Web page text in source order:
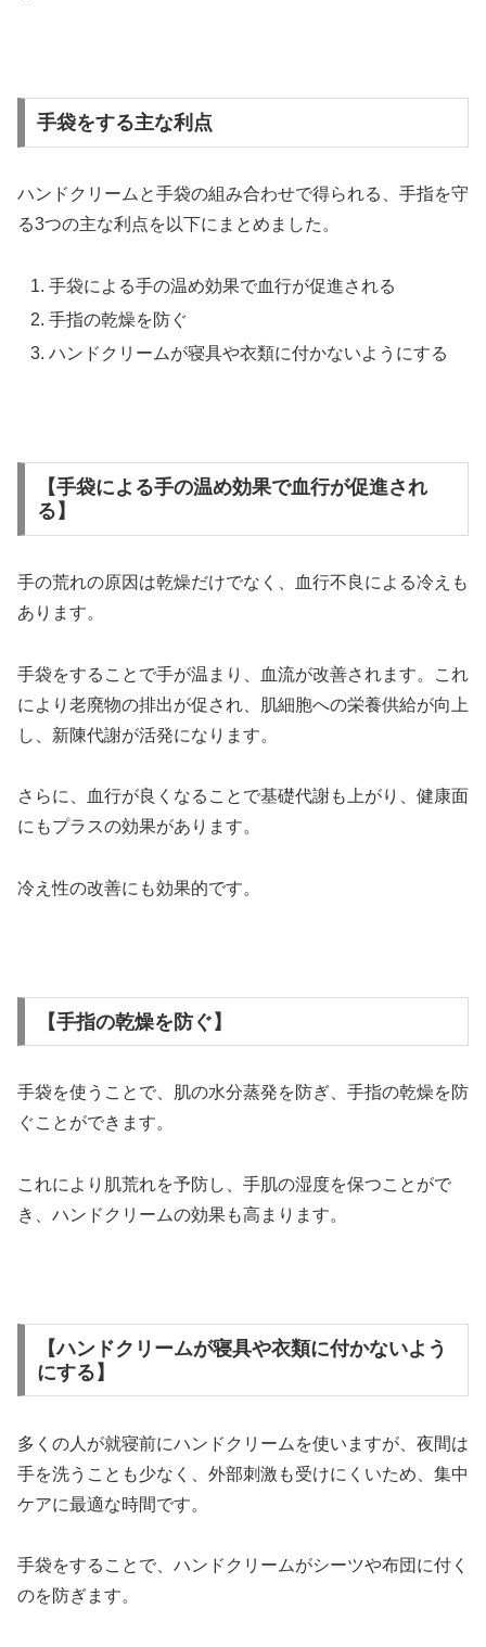
手袋をする主な利点
ハンドクリームと手袋の組み合わせで得られる、手指を守
る3つの主な利点を以下にまとめました。
手袋による手の温め効果で血行が促進される
手指の乾燥を防ぐ
ハンドクリームが寝具や衣類に付かないようにする
【手袋による手の温め効果で血行が促進され
る】
手の荒れの原因は乾燥だけでなく、血行不良による冷えも
あります。
手袋をすることで手が温まり、血流が改善されます。これ
により老廃物の排出が促され、肌細胞への栄養供給が向上
し、新陳代謝が活発になります。
さらに、血行が良くなることで基礎代謝も上がり、健康面
にもプラスの効果があります。
冷え性の改善にも効果的です。
【手指の乾燥を防ぐ】
手袋を使うことで、肌の水分蒸発を防ぎ、手指の乾燥を防
ぐことができます。
これにより肌荒れを予防し、手肌の湿度を保つことがで
き、ハンドクリームの効果も高まります。
【ハンドクリームが寝具や衣類に付かないよう
にする】
多くの人が就寝前にハンドクリームを使いますが、夜間は
手を洗うことも少なく、外部刺激も受けにくいため、集中
ケアに最適な時間です。
手袋をすることで、ハンドクリームがシーツや布団に付く
のを防ぎます。